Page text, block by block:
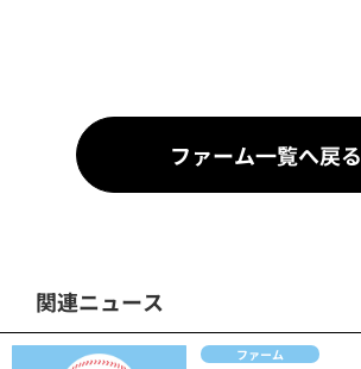
ファーム一覧へ戻る
関連ニュース
ファーム